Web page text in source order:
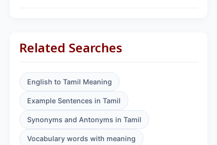
Related Searches
English to Tamil Meaning
Example Sentences in Tamil
Synonyms and Antonyms in Tamil
Vocabulary words with meaning